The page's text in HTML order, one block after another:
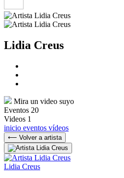
Lidia Creus
Mira un video suyo
Eventos 20
Videos 1
inicio eventos vídeos
⟵ Volver a artista
Lidia Creus